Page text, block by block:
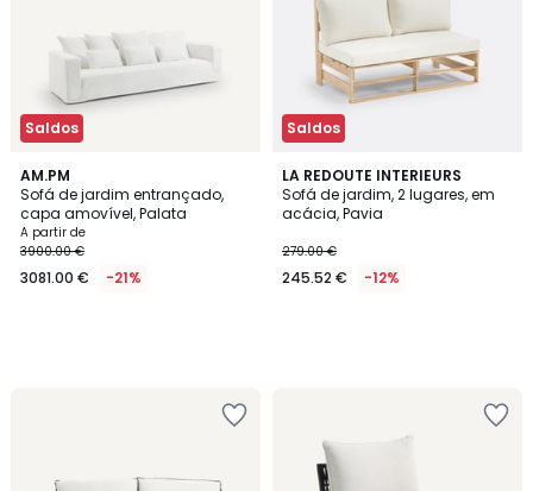
Saldos
AM.PM
Sofá de jardim entrançado,
capa amovível, Palata
A partir de
3900.00 €
3081.00 € -21%
Saldos
LA REDOUTE INTERIEURS
Sofá de jardim, 2 lugares, em
acácia, Pavia
279.00 €
245.52 € -12%